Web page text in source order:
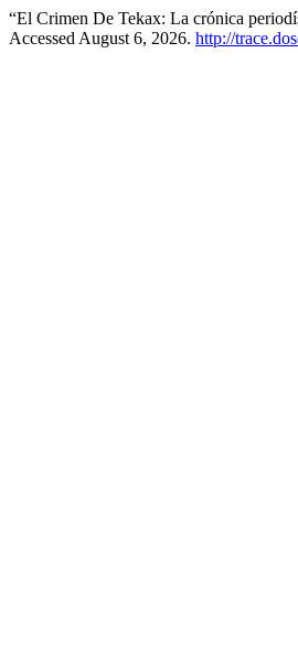
“El Crimen De Tekax: La crónica
Accessed August 6, 2026. http://